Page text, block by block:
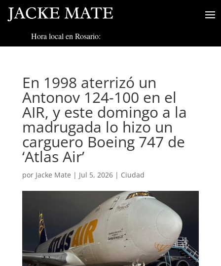
Hora local en Rosario:
En 1998 aterrizó un
Antonov 124-100 en el
AIR, y este domingo a la
madrugada lo hizo un
carguero Boeing 747 de
‘Atlas Air’
por Jacke Mate | Jul 5, 2026| Ciudad